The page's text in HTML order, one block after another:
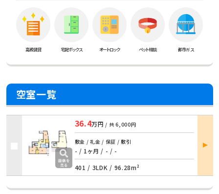
高級賃貸 宅配ボックス オートロック ペット相談 都市ガス
空室一覧
36.4万円 / 共6,000円
敷金 / 礼金 / 保証 / 敷引
- / 1ヶ月 / - / -
401 / 3LDK / 96.28m²
部屋
詳細